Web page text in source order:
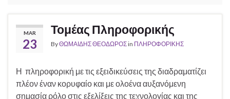
MAR
23
Τομέας Πληροφορικής
ByΘΩΜΑΙΔΗΣ ΘΕΟΔΩΡΟΣin ΠΛΗΡΟΦΟΡΙΚΗΣ
Η πληροφορική με τις εξειδικεύσεις της διαδραματίζει
πλέον έναν κορυφαίο και με ολοένα αυξανόμενη
σημασία ρόλο στις εξελίξεις της τεχνολογίας και της